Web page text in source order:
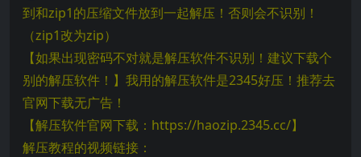
到和zip1的压缩文件放到一起解压！否则会不识别！
（zip1改为zip）
【如果出现密码不对就是解压软件不识别！建议下载个
别的解压软件！】我用的解压软件是2345好压！推荐去
官网下载无广告！
【解压软件官网下载：https://haozip.2345.cc/】
解压教程的视频链接：